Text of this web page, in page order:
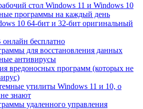
стол Windows 11 и Windows 10
программы на каждый день
10 64-бит и 32-бит оригинальный
бесплатно
для восстановления данных
антивирусы
вредоносных программ (которых не
утилиты Windows 11 и 10, о
знают
удаленного управления